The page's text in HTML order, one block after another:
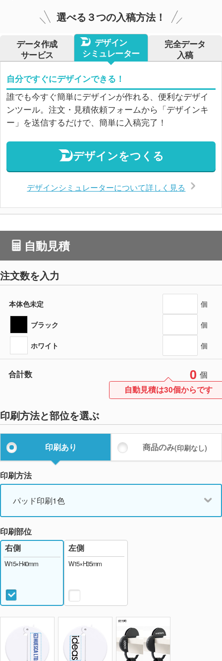
選べる３つの入稿方法！
データ作成
サービス
デザイン
シミュレーター
完全データ
入稿
自分ですぐにデザインできる！
誰でも今すぐ簡単にデザインが作れる、便利なデザイ
ンツール。注文・見積依頼フォームから「デザインキ
ー」を送信するだけで、簡単に入稿完了！
デザインをつくる
デザインシミュレーターについて詳しく見る
自動見積
注文数を入力
本体色未定 個
ブラック 個
ホワイト 個
合計数 0 個
自動見積は30個からです
印刷方法と部位を選ぶ
印刷あり 商品のみ(印刷なし)
印刷方法
パッド印刷1色
印刷部位
右側
W15×H40mm
左側
W15×H35mm